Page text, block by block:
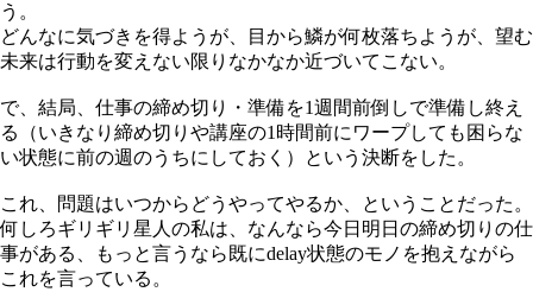
う。
どんなに気づきを得ようが、目から鱗が何枚落ちようが、望む
未来は行動を変えない限りなかなか近づいてこない。
で、結局、仕事の締め切り・準備を1週間前倒しで準備し終え
る（いきなり締め切りや講座の1時間前にワープしても困らな
い状態に前の週のうちにしておく）という決断をした。
これ、問題はいつからどうやってやるか、ということだった。
何しろギリギリ星人の私は、なんなら今日明日の締め切りの仕
事がある、もっと言うなら既にdelay状態のモノを抱えながら
これを言っている。